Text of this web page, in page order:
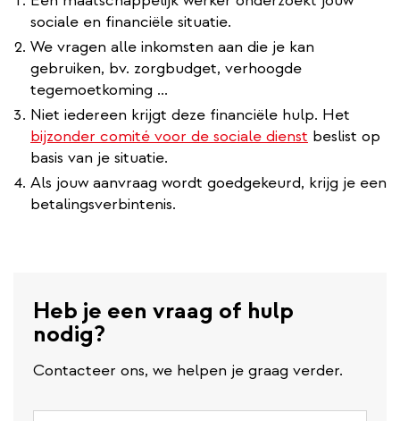
sociale en financiële situatie.
We vragen alle inkomsten aan die je kan
gebruiken, bv. zorgbudget, verhoogde
tegemoetkoming ...
Niet iedereen krijgt deze financiële hulp. Het
bijzonder comité voor de sociale dienst beslist op
basis van je situatie.
Als jouw aanvraag wordt goedgekeurd, krijg je een
betalingsverbintenis.
Heb je een vraag of hulp
nodig?
Contacteer ons, we helpen je graag verder.